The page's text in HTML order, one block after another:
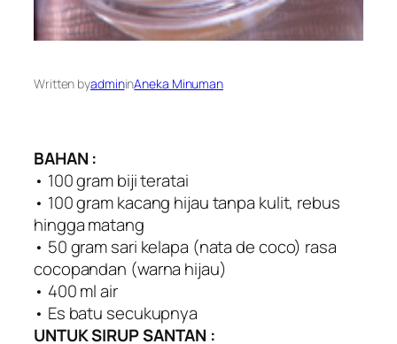
Written byadmininAneka Minuman
BAHAN :
• 100 gram biji teratai
• 100 gram kacang hijau tanpa kulit, rebus
hingga matang
• 50 gram sari kelapa (nata de coco) rasa
cocopandan (warna hijau)
• 400 ml air
• Es batu secukupnya
UNTUK SIRUP SANTAN :